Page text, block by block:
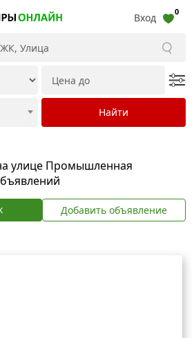
Вход 0
улице Промышленная
Добавить объявление